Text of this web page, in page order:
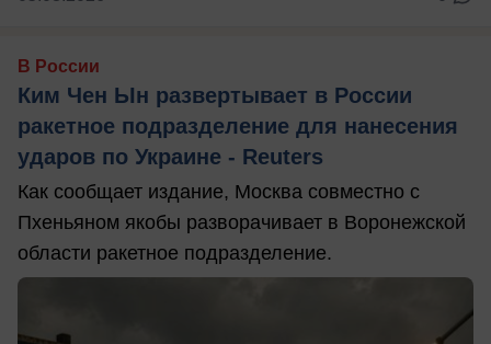
В России
Ким Чен Ын развертывает в России
ракетное подразделение для нанесения
ударов по Украине - Reuters
Как сообщает издание, Москва совместно с
Пхеньяном якобы разворачивает в Воронежской
области ракетное подразделение.